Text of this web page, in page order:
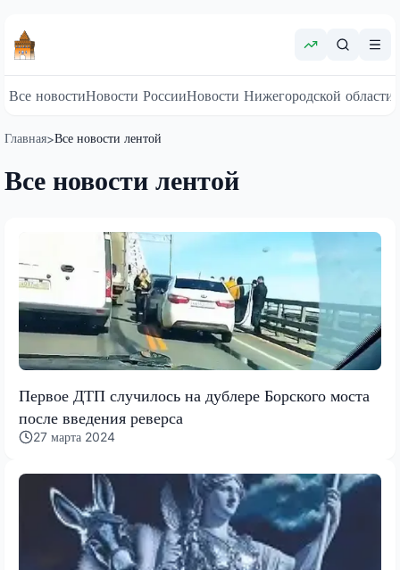
Все новостиНовости РоссииНовости Нижегородской области
Главная>Все новости лентой
Все новости лентой
Первое ДТП случилось на дублере Борского моста
после введения реверса
27 марта 2024